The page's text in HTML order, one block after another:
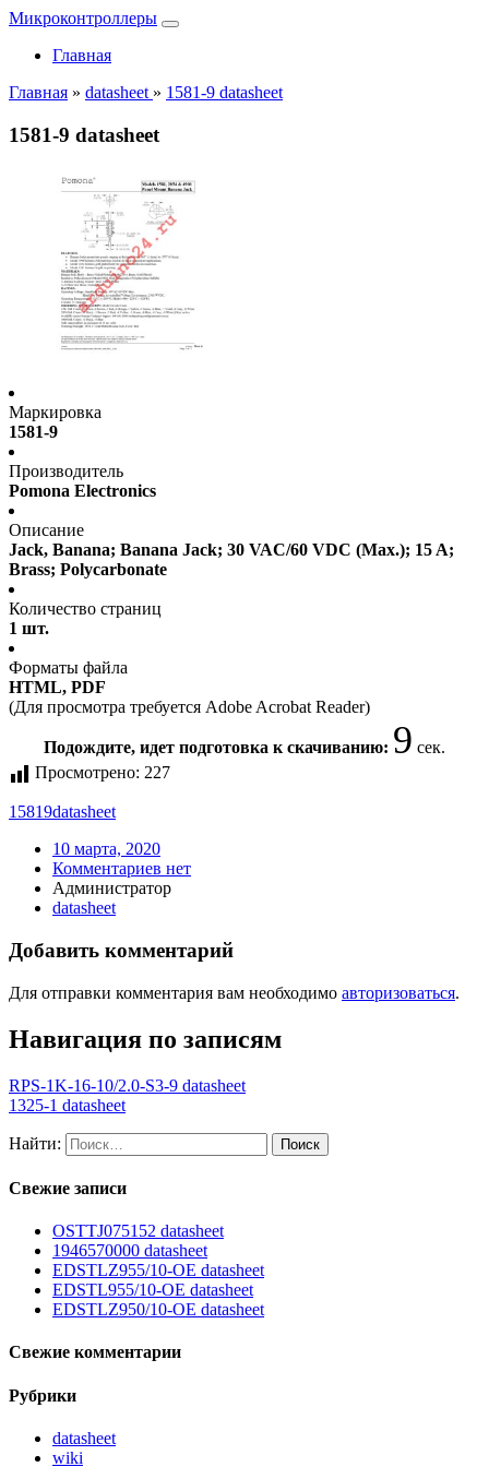
Микроконтроллеры
Главная
Главная » datasheet » 1581-9 datasheet
1581-9 datasheet
Маркировка
1581-9
Производитель
Pomona Electronics
Описание
Jack, Banana; Banana Jack; 30 VAC/60 VDC (Max.); 15 A;
Brass; Polycarbonate
Количество страниц
1 шт.
Форматы файла
HTML, PDF
(Для просмотра требуется Adobe Acrobat Reader)
Подождите, идет подготовка к скачиванию: 9 сек.
Просмотрено: 227
15819datasheet
10 марта, 2020
Комментариев нет
Администратор
datasheet
Добавить комментарий
Для отправки комментария вам необходимо авторизоваться.
Навигация по записям
RPS-1K-16-10/2.0-S3-9 datasheet
1325-1 datasheet
Найти:
Свежие записи
OSTTJ075152 datasheet
1946570000 datasheet
EDSTLZ955/10-OE datasheet
EDSTL955/10-OE datasheet
EDSTLZ950/10-OE datasheet
Свежие комментарии
Рубрики
datasheet
wiki